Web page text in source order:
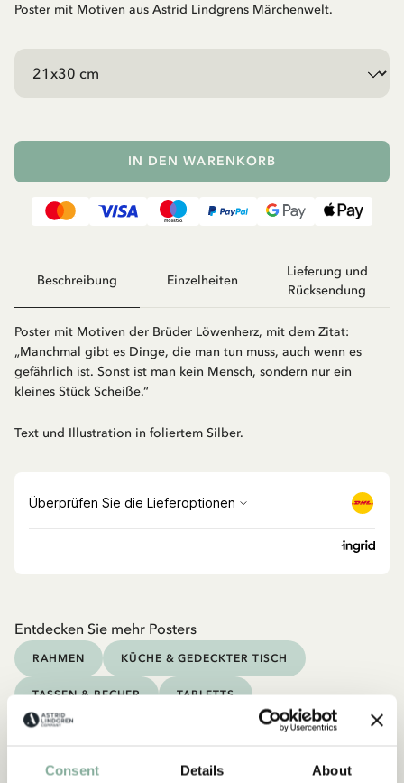
Consent Details About
Poster mit Motiven aus Astrid Lindgrens Märchenwelt.
IN DEN WARENKORB
Beschreibung Einzelheiten
Lieferung und
Rücksendung
Poster mit Motiven der Brüder Löwenherz, mit dem Zitat:
„Manchmal gibt es Dinge, die man tun muss, auch wenn es
gefährlich ist. Sonst ist man kein Mensch, sondern nur ein
kleines Stück Scheiße.“
Text und Illustration in foliertem Silber.
Entdecken Sie mehr Posters
RAHMEN KÜCHE & GEDECKTER TISCH
TASSEN & BECHER TABLETTS